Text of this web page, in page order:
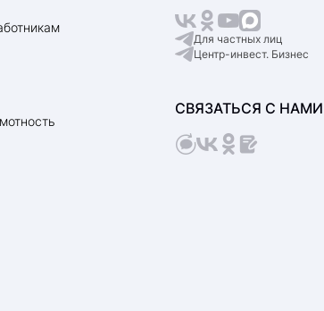
Для частных лиц
Центр-инвест. Бизнес
СВЯЗАТЬСЯ С НАМИ